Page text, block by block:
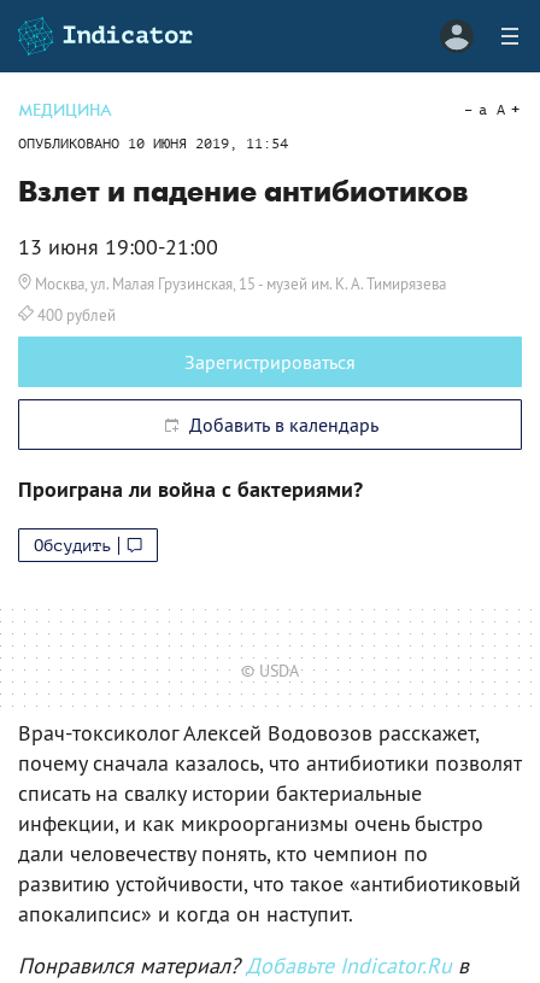
МЕДИЦИНА
ОПУБЛИКОВАНО 10 ИЮНЯ 2019, 11:54
a A
Взлет и падение антибиотиков
13 июня 19:00-21:00
Москва, ул. Малая Грузинская, 15 - музей им. К. А. Тимирязева
400 рублей
Зарегистрироваться
Добавить в календарь
Проиграна ли война с бактериями?
Обсудить
© USDA
Врач-токсиколог Алексей Водовозов расскажет,
почему сначала казалось, что антибиотики позволят
списать на свалку истории бактериальные
инфекции, и как микроорганизмы очень быстро
дали человечеству понять, кто чемпион по
развитию устойчивости, что такое «антибиотиковый
апокалипсис» и когда он наступит.
Понравился материал?Добавьте Indicator.Ruв